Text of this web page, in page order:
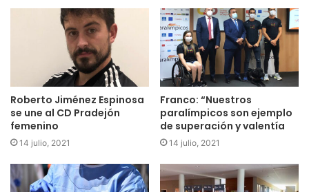
propia denominación y pasará a llamarse Asamblea
General de Rectoras y Rectores del Grupo 9 de
Universidades.
Roberto Jiménez Espinosa
se une al CD Pradejón
femenino
14 julio, 2021
Franco: “Nuestros
paralímpicos son ejemplo
de superación y valentía
14 julio, 2021